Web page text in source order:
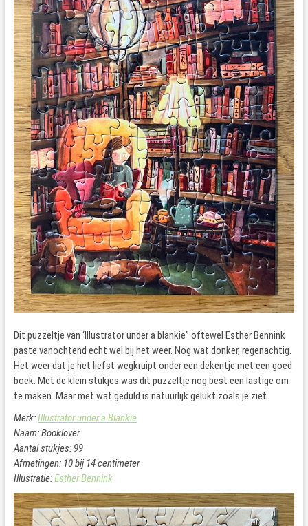
Dit puzzeltje van ‘Illustrator under a blankie” oftewel Esther Bennink
paste vanochtend echt wel bij het weer. Nog wat donker, regenachtig.
Het weer dat je het liefst wegkruipt onder een dekentje met een goed
boek. Met de klein stukjes was dit puzzeltje nog best een lastige om
te maken. Maar met wat geduld is natuurlijk gelukt zoals je ziet.
Merk:Illustrator under a Blankie
Naam: Booklover
Aantal stukjes: 99
Afmetingen: 10 bij 14 centimeter
Illustratie:Esther Bennink